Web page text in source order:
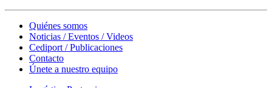
Quiénes somos
Noticias / Eventos / Videos
Cediport / Publicaciones
Contacto
Únete a nuestro equipo